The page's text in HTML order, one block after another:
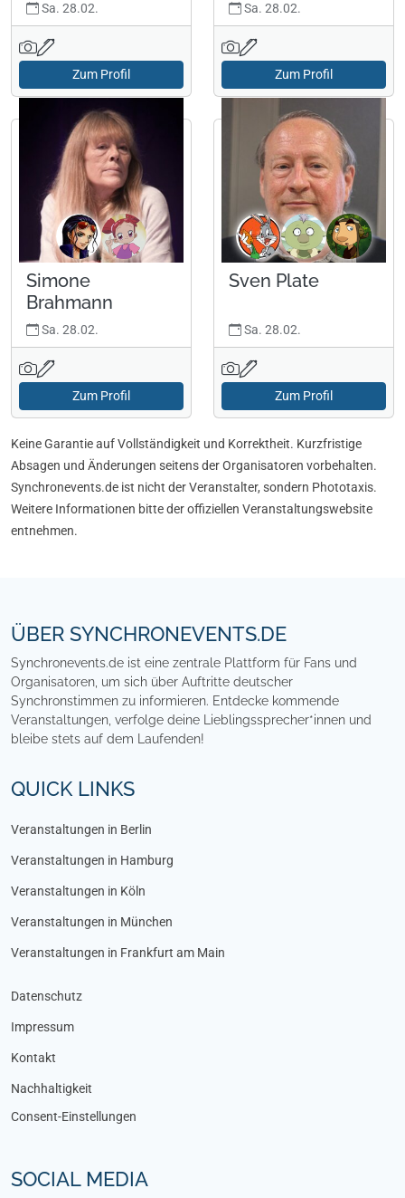
Sa. 28.02.
Zum Profil
Sa. 28.02.
Zum Profil
Simone
Brahmann
Sa. 28.02.
Zum Profil
Sven Plate
Sa. 28.02.
Zum Profil
Keine Garantie auf Vollständigkeit und Korrektheit. Kurzfristige
Absagen und Änderungen seitens der Organisatoren vorbehalten.
Synchronevents.de ist nicht der Veranstalter, sondern Phototaxis.
Weitere Informationen bitte der offiziellen Veranstaltungswebsite
entnehmen.
ÜBER SYNCHRONEVENTS.DE
Synchronevents.de ist eine zentrale Plattform für Fans und
Organisatoren, um sich über Auftritte deutscher
Synchronstimmen zu informieren. Entdecke kommende
Veranstaltungen, verfolge deine Lieblingssprecher*innen und
bleibe stets auf dem Laufenden!
QUICK LINKS
Veranstaltungen in Berlin
Veranstaltungen in Hamburg
Veranstaltungen in Köln
Veranstaltungen in München
Veranstaltungen in Frankfurt am Main
Datenschutz
Impressum
Kontakt
Nachhaltigkeit
Consent-Einstellungen
SOCIAL MEDIA